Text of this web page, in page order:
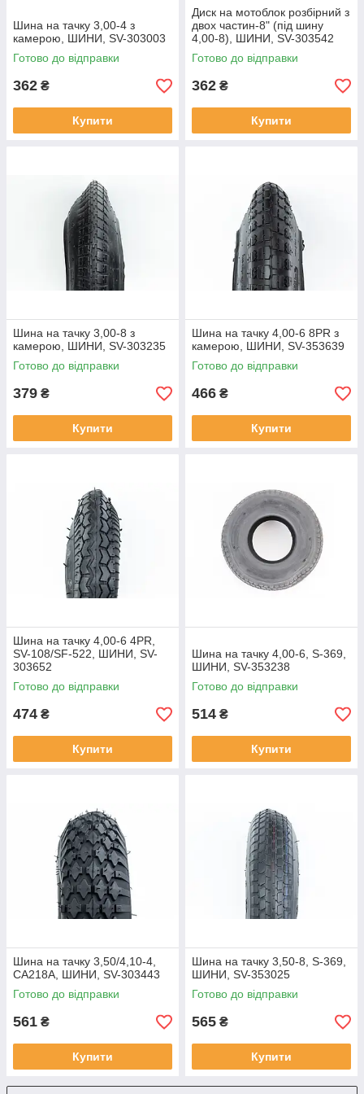
Шина на тачку 3,00-4 з
камерою, ШИНИ, SV-303003
Готово до відправки
362 ₴
Купити
Диск на мотоблок розбірний з
двох частин-8" (під шину
4,00-8), ШИНИ, SV-303542
Готово до відправки
362 ₴
Купити
Шина на тачку 3,00-8 з
камерою, ШИНИ, SV-303235
Готово до відправки
379 ₴
Купити
Шина на тачку 4,00-6 8PR з
камерою, ШИНИ, SV-353639
Готово до відправки
466 ₴
Купити
Шина на тачку 4,00-6 4PR,
SV-108/SF-522, ШИНИ, SV-
303652
Готово до відправки
474 ₴
Купити
Шина на тачку 4,00-6, S-369,
ШИНИ, SV-353238
Готово до відправки
514 ₴
Купити
Шина на тачку 3,50/4,10-4,
CA218A, ШИНИ, SV-303443
Готово до відправки
561 ₴
Купити
Шина на тачку 3,50-8, S-369,
ШИНИ, SV-353025
Готово до відправки
565 ₴
Купити